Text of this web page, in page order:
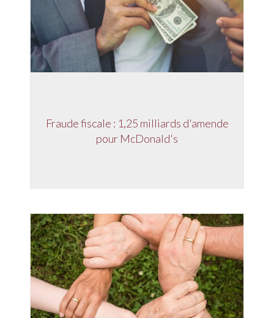
Fraude fiscale : 1,25 milliards d'amende
pour McDonald's